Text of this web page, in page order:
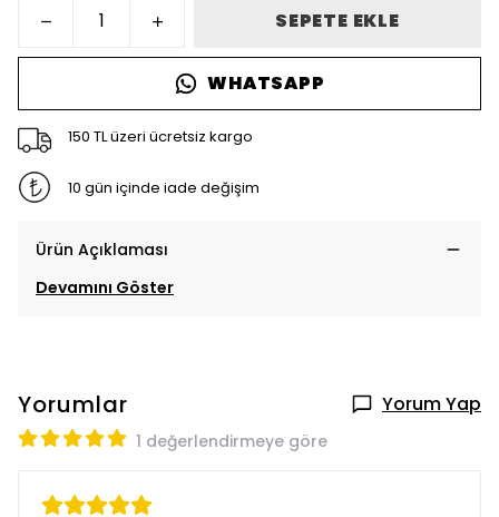
SEPETE EKLE
WHATSAPP
150 TL üzeri ücretsiz kargo
10 gün içinde iade değişim
Ürün Açıklaması
Devamını Göster
Yorumlar Yorum Yap
1 değerlendirmeye göre